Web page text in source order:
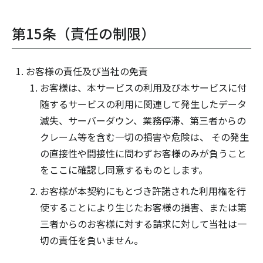
第15条（責任の制限）
お客様の責任及び当社の免責
お客様は、本サービスの利用及び本サービスに付
随するサービスの利用に関連して発生したデータ
滅失、サーバーダウン、業務停滞、第三者からの
クレーム等を含む一切の損害や危険は、 その発生
の直接性や間接性に問わずお客様のみが負うこと
をここに確認し同意するものとします。
お客様が本契約にもとづき許諾された利用権を行
使することにより生じたお客様の損害、または第
三者からのお客様に対する請求に対して当社は一
切の責任を負いません。